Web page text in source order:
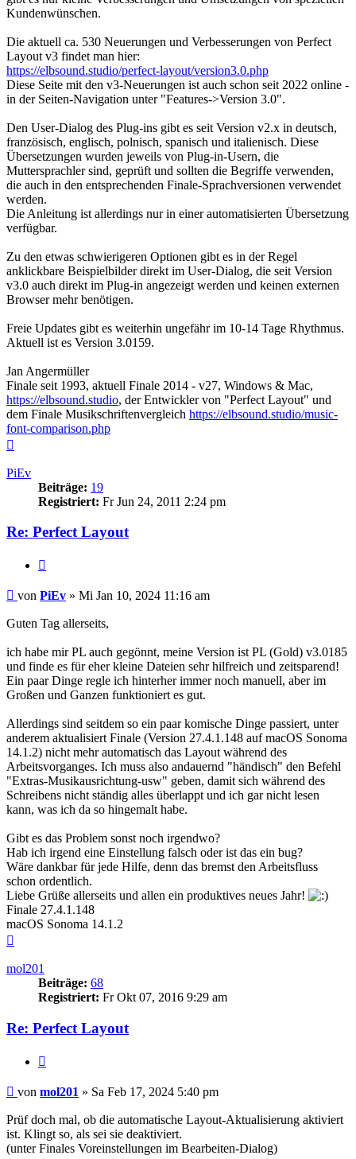
Kundenwünschen.
Die aktuell ca. 530 Neuerungen und Verbesserungen von Perfect
Layout v3 findet man hier:
https://elbsound.studio/perfect-layout/version3.0.php
Diese Seite mit den v3-Neuerungen ist auch schon seit 2022 online -
in der Seiten-Navigation unter "Features->Version 3.0".
Den User-Dialog des Plug-ins gibt es seit Version v2.x in deutsch,
französisch, englisch, polnisch, spanisch und italienisch. Diese
Übersetzungen wurden jeweils von Plug-in-Usern, die
Muttersprachler sind, geprüft und sollten die Begriffe verwenden,
die auch in den entsprechenden Finale-Sprachversionen verwendet
werden.
Die Anleitung ist allerdings nur in einer automatisierten Übersetzung
verfügbar.
Zu den etwas schwierigeren Optionen gibt es in der Regel
anklickbare Beispielbilder direkt im User-Dialog, die seit Version
v3.0 auch direkt im Plug-in angezeigt werden und keinen externen
Browser mehr benötigen.
Freie Updates gibt es weiterhin ungefähr im 10-14 Tage Rhythmus.
Aktuell ist es Version 3.0159.
Jan Angermüller
Finale seit 1993, aktuell Finale 2014 - v27, Windows & Mac,
https://elbsound.studio, der Entwickler von "Perfect Layout" und
dem Finale Musikschriftenvergleich https://elbsound.studio/music-
font-comparison.php
PiEv
Beiträge: 19
Registriert: Fr Jun 24, 2011 2:24 pm
Re: Perfect Layout
Beitrag
von PiEv » Mi Jan 10, 2024 11:16 am
Guten Tag allerseits,
ich habe mir PL auch gegönnt, meine Version ist PL (Gold) v3.0185
und finde es für eher kleine Dateien sehr hilfreich und zeitsparend!
Ein paar Dinge regle ich hinterher immer noch manuell, aber im
Großen und Ganzen funktioniert es gut.
Allerdings sind seitdem so ein paar komische Dinge passiert, unter
anderem aktualisiert Finale (Version 27.4.1.148 auf macOS Sonoma
14.1.2) nicht mehr automatisch das Layout während des
Arbeitsvorganges. Ich muss also andauernd "händisch" den Befehl
"Extras-Musikausrichtung-usw" geben, damit sich während des
Schreibens nicht ständig alles überlappt und ich gar nicht lesen
kann, was ich da so hingemalt habe.
Gibt es das Problem sonst noch irgendwo?
Hab ich irgend eine Einstellung falsch oder ist das ein bug?
Wäre dankbar für jede Hilfe, denn das bremst den Arbeitsfluss
schon ordentlich.
Liebe Grüße allerseits und allen ein produktives neues Jahr!
Finale 27.4.1.148
macOS Sonoma 14.1.2
mol201
Beiträge: 68
Registriert: Fr Okt 07, 2016 9:29 am
Re: Perfect Layout
Beitrag
von mol201 » Sa Feb 17, 2024 5:40 pm
Prüf doch mal, ob die automatische Layout-Aktualisierung aktiviert
ist. Klingt so, als sei sie deaktiviert.
(unter Finales Voreinstellungen im Bearbeiten-Dialog)